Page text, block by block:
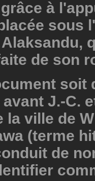
à
sous
de son
soit
J.-C.
la ville de
(terme
de